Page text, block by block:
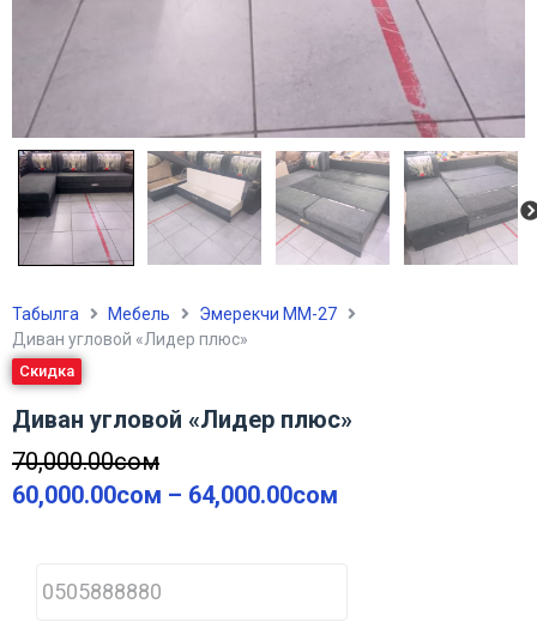
Табылга Мебель
Эмерекчи ММ-27
Диван угловой «Лидер плюс»
Скидка
Диван угловой «Лидер плюс»
70,000.00сом
60,000.00сом – 64,000.00сом
h
o